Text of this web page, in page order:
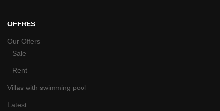
OFFRES
Our Offers
Sale
Rent
Villas with swimming pool
Latest